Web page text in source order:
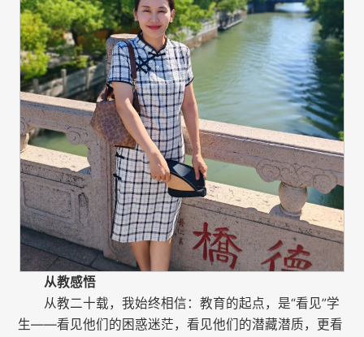
从教感悟
从教二十载，我始终相信：教育的起点，是“看见”学
生——看见他们的困惑迷茫，看见他们的潜藏潜质，更看